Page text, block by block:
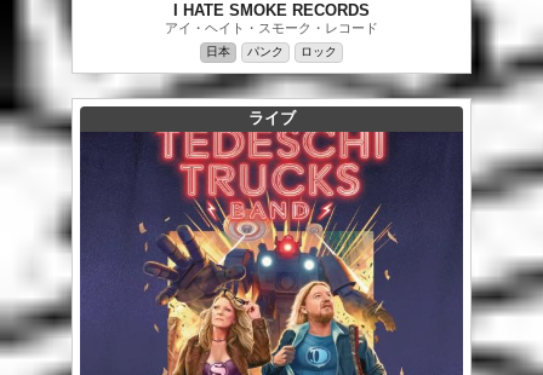
I HATE SMOKE RECORDS
アイ・ヘイト・スモーク・レコード
日本 パンク ロック
ライブ